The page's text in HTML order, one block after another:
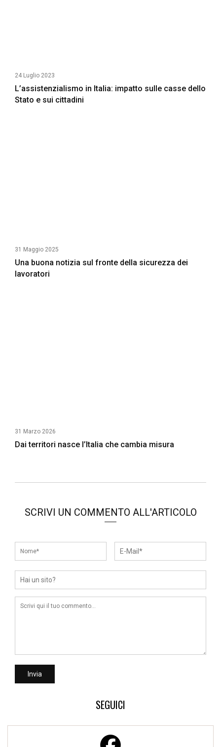
24 Luglio 2023
L’assistenzialismo in Italia: impatto sulle casse dello
Stato e sui cittadini
31 Maggio 2025
Una buona notizia sul fronte della sicurezza dei
lavoratori
31 Marzo 2026
Dai territori nasce l’Italia che cambia misura
SCRIVI UN COMMENTO ALL'ARTICOLO
SEGUICI